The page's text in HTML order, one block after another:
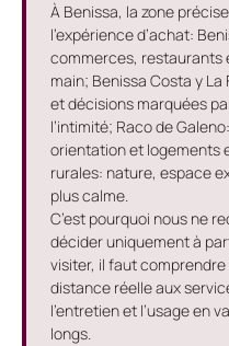
À Benissa, la zone
l’expérience d’achat:
commerces, restaurants
main; Benissa Costa y
et décisions marquées
l’intimité; Raco de
orientation et logements
rurales: nature, espace
plus calme.
C’est pourquoi nous ne
décider uniquement à
visiter, il faut comprendre
distance réelle aux
l’entretien et l’usage en
longs.